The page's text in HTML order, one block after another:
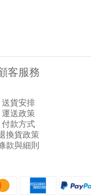
客服務
送貨安排
運送政策
付款方式
換貨政策
款與細則